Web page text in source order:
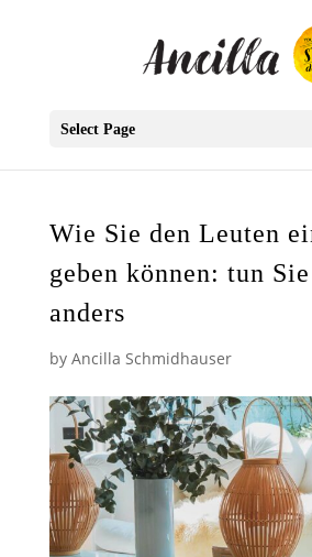
Select Page
Wie Sie den Leuten
geben können: tun
anders
by Ancilla Schmidhauser